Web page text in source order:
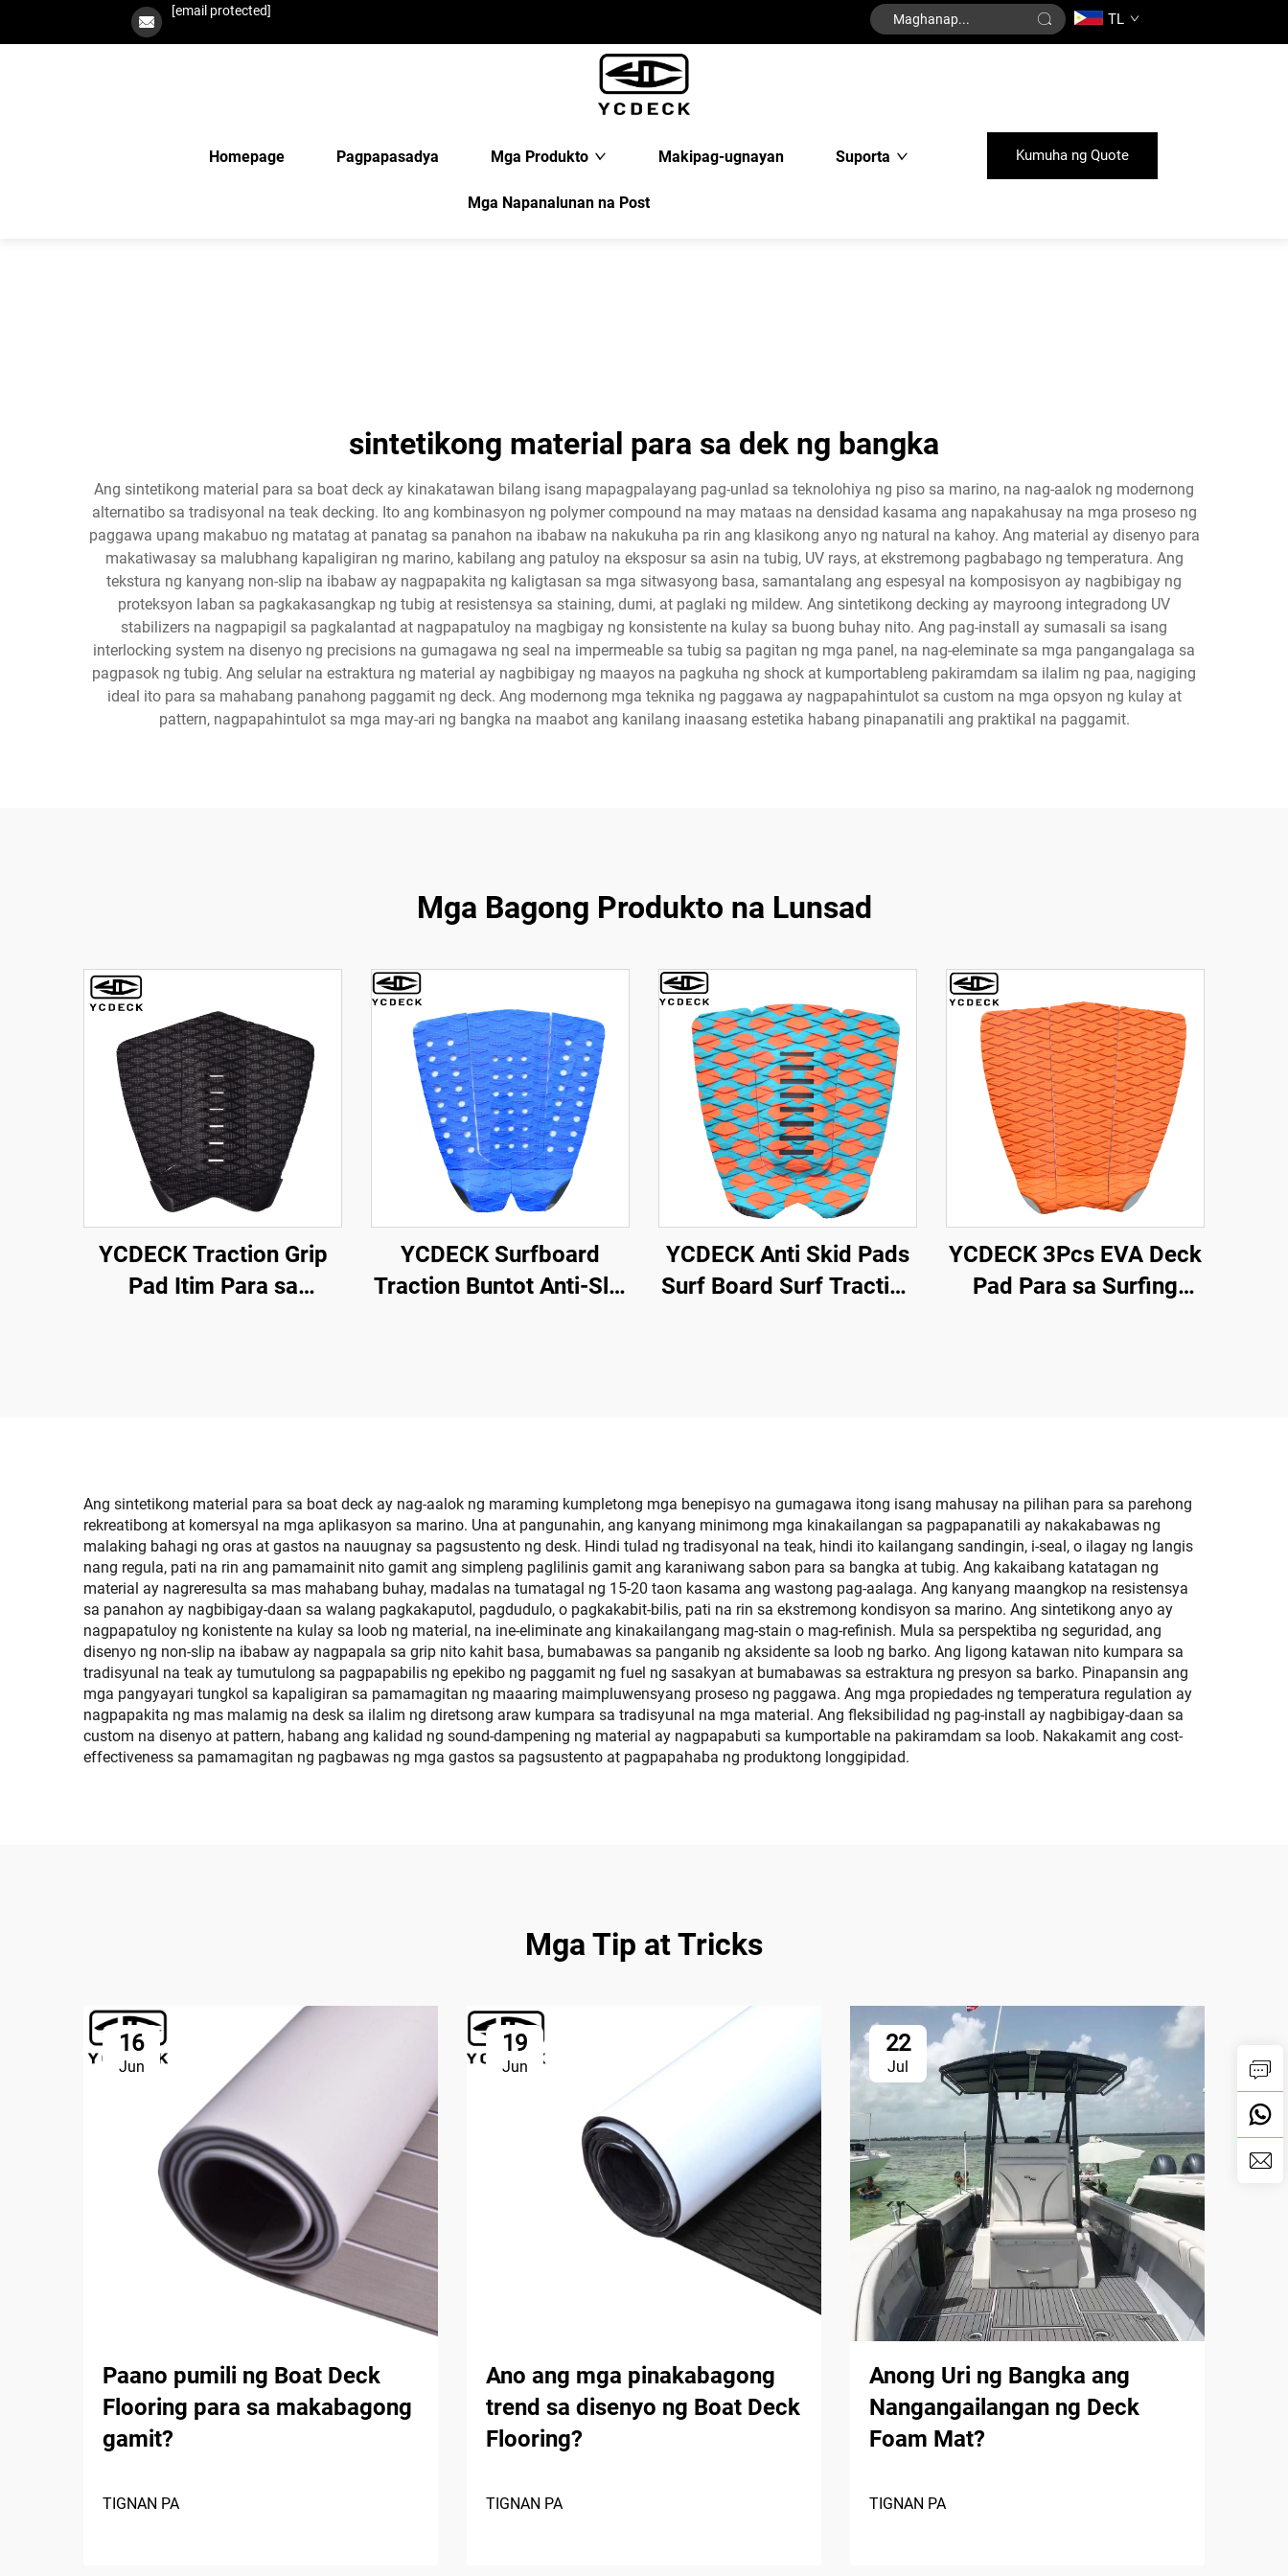
[email protected] TL
Homepage Pagpapasadya Mga Produkto Makipag-ugnayan Suporta
Mga Napanalunan na Post
Kumuha ng Quote
sintetikong material para sa dek ng bangka
Ang sintetikong material para sa boat deck ay kinakatawan bilang isang mapagpalayang pag-unlad sa teknolohiya ng piso sa marino, na nag-aalok ng modernong
alternatibo sa tradisyonal na teak decking. Ito ang kombinasyon ng polymer compound na may mataas na densidad kasama ang napakahusay na mga proseso ng
paggawa upang makabuo ng matatag at panatag sa panahon na ibabaw na nakukuha pa rin ang klasikong anyo ng natural na kahoy. Ang material ay disenyo para
makatiwasay sa malubhang kapaligiran ng marino, kabilang ang patuloy na eksposur sa asin na tubig, UV rays, at ekstremong pagbabago ng temperatura. Ang
tekstura ng kanyang non-slip na ibabaw ay nagpapakita ng kaligtasan sa mga sitwasyong basa, samantalang ang espesyal na komposisyon ay nagbibigay ng
proteksyon laban sa pagkakasangkap ng tubig at resistensya sa staining, dumi, at paglaki ng mildew. Ang sintetikong decking ay mayroong integradong UV
stabilizers na nagpapigil sa pagkalantad at nagpapatuloy na magbigay ng konsistente na kulay sa buong buhay nito. Ang pag-install ay sumasali sa isang
interlocking system na disenyo ng precisions na gumagawa ng seal na impermeable sa tubig sa pagitan ng mga panel, na nag-eleminate sa mga pangangalaga sa
pagpasok ng tubig. Ang selular na estraktura ng material ay nagbibigay ng maayos na pagkuha ng shock at kumportableng pakiramdam sa ilalim ng paa, nagiging
ideal ito para sa mahabang panahong paggamit ng deck. Ang modernong mga teknika ng paggawa ay nagpapahintulot sa custom na mga opsyon ng kulay at
pattern, nagpapahintulot sa mga may-ari ng bangka na maabot ang kanilang inaasang estetika habang pinapanatili ang praktikal na paggamit.
Mga Bagong Produkto na Lunsad
YCDECK Traction Grip
Pad Itim Para sa
YCDECK Surfboard
Traction Buntot Anti-Slip
YCDECK Anti Skid Pads
Surf Board Surf Traction
YCDECK 3Pcs EVA Deck
Pad Para sa Surfing
Ang sintetikong material para sa boat deck ay nag-aalok ng maraming kumpletong mga benepisyo na gumagawa itong isang mahusay na pilihan para sa parehong
rekreatibong at komersyal na mga aplikasyon sa marino. Una at pangunahin, ang kanyang minimong mga kinakailangan sa pagpapanatili ay nakakabawas ng
malaking bahagi ng oras at gastos na nauugnay sa pagsustento ng desk. Hindi tulad ng tradisyonal na teak, hindi ito kailangang sandingin, i-seal, o ilagay ng langis
nang regula, pati na rin ang pamamainit nito gamit ang simpleng paglilinis gamit ang karaniwang sabon para sa bangka at tubig. Ang kakaibang katatagan ng
material ay nagreresulta sa mas mahabang buhay, madalas na tumatagal ng 15-20 taon kasama ang wastong pag-aalaga. Ang kanyang maangkop na resistensya
sa panahon ay nagbibigay-daan sa walang pagkakaputol, pagdudulo, o pagkakabit-bilis, pati na rin sa ekstremong kondisyon sa marino. Ang sintetikong anyo ay
nagpapatuloy ng konistente na kulay sa loob ng material, na ine-eliminate ang kinakailangang mag-stain o mag-refinish. Mula sa perspektiba ng seguridad, ang
disenyo ng non-slip na ibabaw ay nagpapala sa grip nito kahit basa, bumabawas sa panganib ng aksidente sa loob ng barko. Ang ligong katawan nito kumpara sa
tradisyunal na teak ay tumutulong sa pagpapabilis ng epekibo ng paggamit ng fuel ng sasakyan at bumabawas sa estraktura ng presyon sa barko. Pinapansin ang
mga pangyayari tungkol sa kapaligiran sa pamamagitan ng maaaring maimpluwensyang proseso ng paggawa. Ang mga propiedades ng temperatura regulation ay
nagpapakita ng mas malamig na desk sa ilalim ng diretsong araw kumpara sa tradisyunal na mga material. Ang fleksibilidad ng pag-install ay nagbibigay-daan sa
custom na disenyo at pattern, habang ang kalidad ng sound-dampening ng material ay nagpapabuti sa kumportable na pakiramdam sa loob. Nakakamit ang cost-
effectiveness sa pamamagitan ng pagbawas ng mga gastos sa pagsustento at pagpapahaba ng produktong longgipidad.
Mga Tip at Tricks
16
Jun
Paano pumili ng Boat Deck
Flooring para sa makabagong
gamit?
TIGNAN PA
19
Jun
Ano ang mga pinakabagong
trend sa disenyo ng Boat Deck
Flooring?
TIGNAN PA
22
Jul
Anong Uri ng Bangka ang
Nangangailangan ng Deck
Foam Mat?
TIGNAN PA